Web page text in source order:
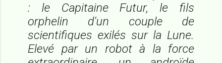
: le Capitaine Futur, le fils
orphelin d'un couple de
scientifiques exilés sur la Lune.
Elevé par un robot à la force